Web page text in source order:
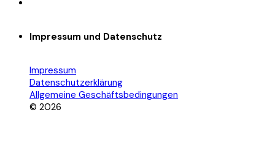
Impressum und Datenschutz
Impressum
Datenschutzerklärung
Allgemeine Geschäftsbedingungen
© 2026